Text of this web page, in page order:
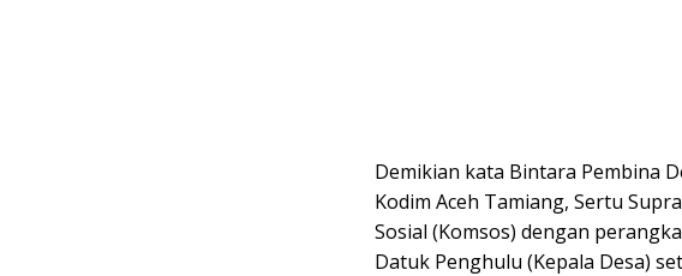
Demikian kata Bintara Pembina
Kodim Aceh Tamiang, Sertu
Sosial (Komsos) dengan
Datuk Penghulu (Kepala Desa)